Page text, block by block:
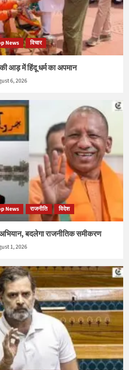
News विचार
की आड़ में हिंदू धर्म का अपमान
6, 2026
News राजनीति विदेश
बदलेगा राजनीतिक समीकरण
1, 2026